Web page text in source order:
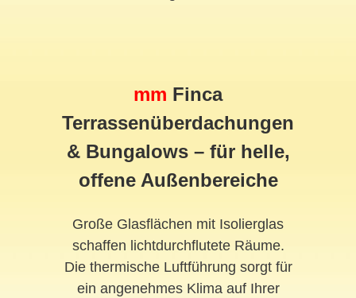
mm Finca
Terrassenüberdachungen
& Bungalows – für helle,
offene Außenbereiche
Große Glasflächen mit Isolierglas
schaffen lichtdurchflutete Räume.
Die thermische Luftführung sorgt für
ein angenehmes Klima auf Ihrer